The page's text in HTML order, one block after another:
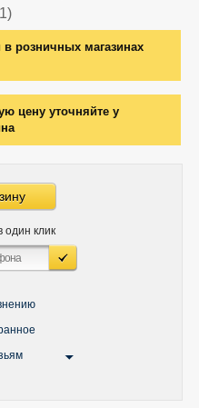
в розничных магазинах
цену уточняйте у
один клик